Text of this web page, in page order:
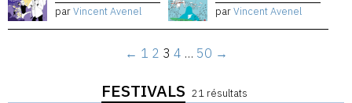
parVincent Avenel parVincent Avenel
← 1 2 3 4 … 50 →
FESTIVALS 21 résultats